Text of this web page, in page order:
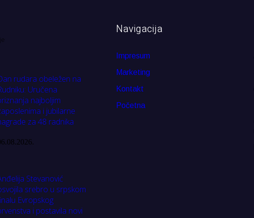
rudara obeležen na
Uručena
najboljim
i jubilarne
za 48 radnika
Stevanović
srebro u srpskom
Evropskog
i postavila novi
Navigacija
Impresum
Marketing
Kontakt
Početna